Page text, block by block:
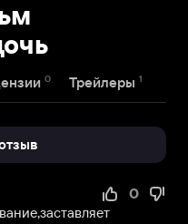
0 Трейлеры 1
0